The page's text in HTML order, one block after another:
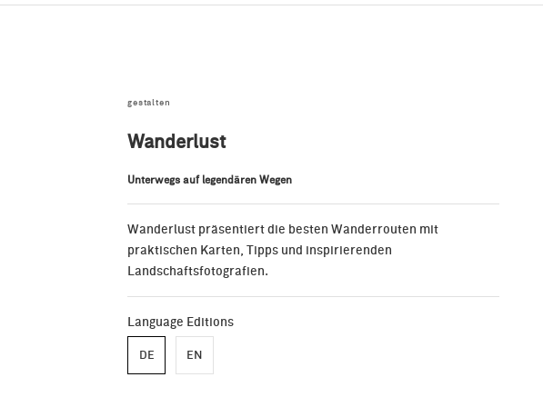
gestalten
Wanderlust
Unterwegs auf legendären Wegen
Wanderlust präsentiert die besten Wanderrouten mit
praktischen Karten, Tipps und inspirierenden
Landschaftsfotografien.
Language Editions
DE EN